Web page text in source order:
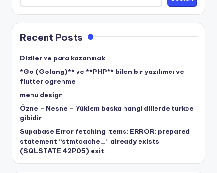
Recent Posts
Diziler ve para kazanmak
*Go (Golang)** ve **PHP** bilen bir yazılımcı ve
flutter ogrenme
menu design
Özne – Nesne – Yüklem baska hangi dillerde turkce
gibidir
Supabase Error fetching items: ERROR: prepared
statement “stmtcache_” already exists
(SQLSTATE 42P05) exit